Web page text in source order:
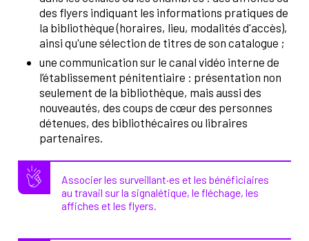
des flyers indiquant les informations pratiques de
la bibliothèque (horaires, lieu, modalités d'accès),
ainsi qu'une sélection de titres de son catalogue ;
une communication sur le canal vidéo interne de
l’établissement pénitentiaire : présentation non
seulement de la bibliothèque, mais aussi des
nouveautés, des coups de cœur des personnes
détenues, des bibliothécaires ou libraires
partenaires.
Associer les surveillant·es et les bénéficiaires
au travail sur la signalétique, le fléchage, les
affiches et les flyers.